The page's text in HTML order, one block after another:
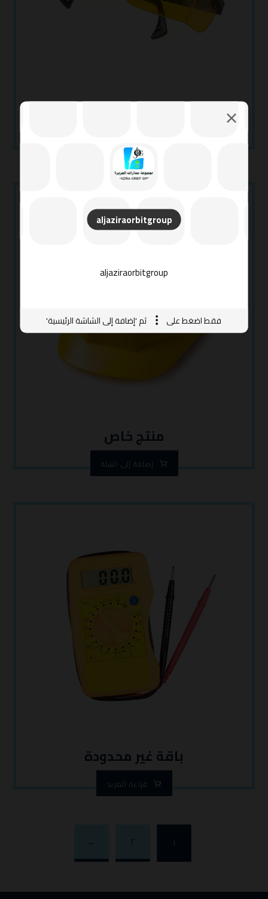
aljaziraorbitgroup
aljaziraorbitgroup
فقط اضغط على ثم 'إضافة إلى الشاشة الرئيسية'
إضافة إلى السلة
منتج خاص
إضافة إلى السلة
باقة غير محدودة
قراءة المزيد
١ ٢ ←